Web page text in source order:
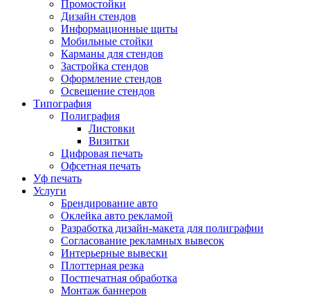
Промостойки
Дизайн стендов
Информационные щиты
Мобильные стойки
Карманы для стендов
Застройка стендов
Оформление стендов
Освещение стендов
Типография
Полиграфия
Листовки
Визитки
Цифровая печать
Офсетная печать
Уф печать
Услуги
Брендирование авто
Оклейка авто рекламой
Разработка дизайн-макета для полиграфии
Согласование рекламных вывесок
Интерьерные вывески
Плоттерная резка
Постпечатная обработка
Монтаж баннеров